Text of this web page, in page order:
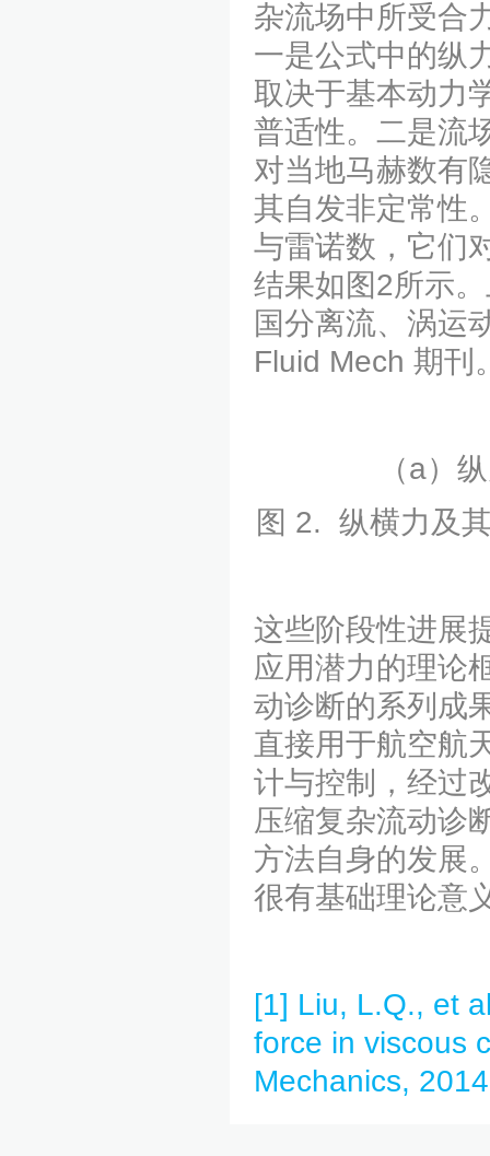
杂流场中所受合
一是公式中的纵
取决于基本动力
普适性。二是流
对当地马赫数有
其自发非定常性
与雷诺数，它们
结果如图2所示
国分离流、涡运
Fluid Mech 期刊
（
图 2. 纵横力及
这些阶段性进展
应用潜力的理论
动诊断的系列成
直接用于航空航
计与控制，经过
压缩复杂流动诊
方法自身的发展
很有基础理论意
[1] Liu, L.Q., et
force in viscous
Mechanics,